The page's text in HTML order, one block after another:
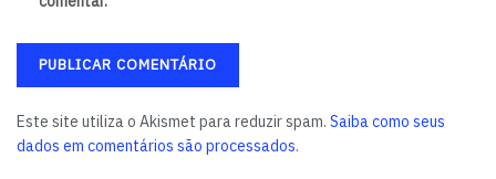
Este site utiliza o Akismet para reduzir spam. Saiba como seus
dados em comentários são processados.